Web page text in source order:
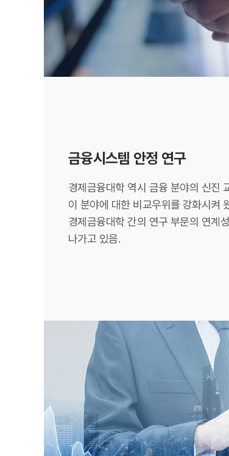
금융시스템 안정 연구
경제금융대학 역시 금융 분야의 신진
이 분야에 대한 비교우위를 강화시켜
경제금융대학 간의 연구 부문의 연계
나가고 있음.